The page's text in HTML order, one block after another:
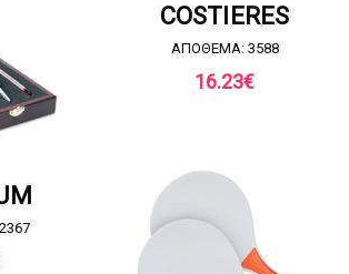
COSTIERES
ΑΠΟΘΕΜΑ: 3588
16.23€